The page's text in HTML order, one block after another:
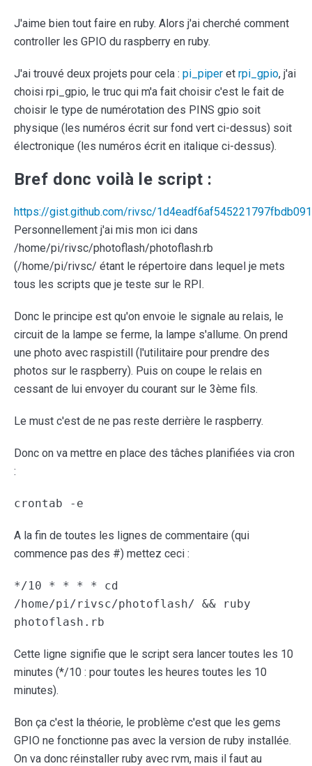
J'aime bien tout faire en ruby. Alors j'ai cherché comment
controller les GPIO du raspberry en ruby.
J'ai trouvé deux projets pour cela : pi_piper et rpi_gpio, j'ai
choisi rpi_gpio, le truc qui m'a fait choisir c'est le fait de
choisir le type de numérotation des PINS gpio soit
physique (les numéros écrit sur fond vert ci-dessus) soit
électronique (les numéros écrit en italique ci-dessus).
Bref donc voilà le script :
https://gist.github.com/rivsc/
Personnellement j'ai mis mon ici dans
/home/pi/rivsc/photoflash/photoflash.rb
(/home/pi/rivsc/ étant le répertoire dans lequel je mets
tous les scripts que je teste sur le RPI.
Donc le principe est qu'on envoie le signale au relais, le
circuit de la lampe se ferme, la lampe s'allume. On prend
une photo avec raspistill (l'utilitaire pour prendre des
photos sur le raspberry). Puis on coupe le relais en
cessant de lui envoyer du courant sur le 3ème fils.
Le must c'est de ne pas reste derrière le raspberry.
Donc on va mettre en place des tâches planifiées via cron
:
crontab -e
A la fin de toutes les lignes de commentaire (qui
commence pas des #) mettez ceci :
*/10 * * * * cd
/home/pi/rivsc/photoflash/ && ruby
photoflash.rb
Cette ligne signifie que le script sera lancer toutes les 10
minutes (*/10 : pour toutes les heures toutes les 10
minutes).
Bon ça c'est la théorie, le problème c'est que les gems
GPIO ne fonctionne pas avec la version de ruby installée.
On va donc réinstaller ruby avec rvm, mais il faut au